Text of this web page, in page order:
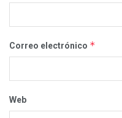
Correo electrónico *
Web